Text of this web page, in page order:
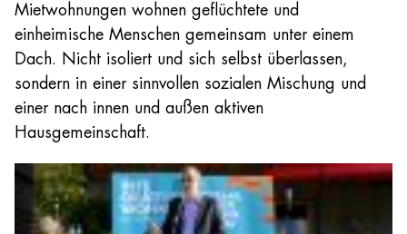
Mietwohnungen wohnen geflüchtete und
einheimische Menschen gemeinsam unter einem
Dach. Nicht isoliert und sich selbst überlassen,
sondern in einer sinnvollen sozialen Mischung und
einer nach innen und außen aktiven
Hausgemeinschaft.